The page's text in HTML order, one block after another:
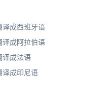
译成西班牙语
译成阿拉伯语
译成法语
译成印尼语